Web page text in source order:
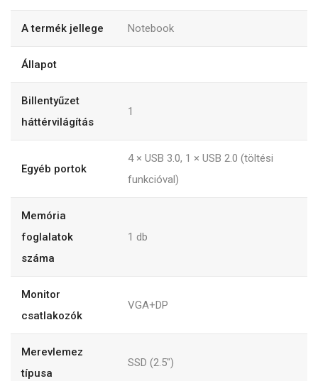
A termék jellege Notebook
Állapot
Billentyűzet
háttérvilágítás
1
Egyéb portok
4 × USB 3.0, 1 × USB 2.0 (töltési
funkcióval)
Memória
foglalatok
száma
1 db
Monitor
csatlakozók
VGA+DP
Merevlemez
típusa
SSD (2.5")